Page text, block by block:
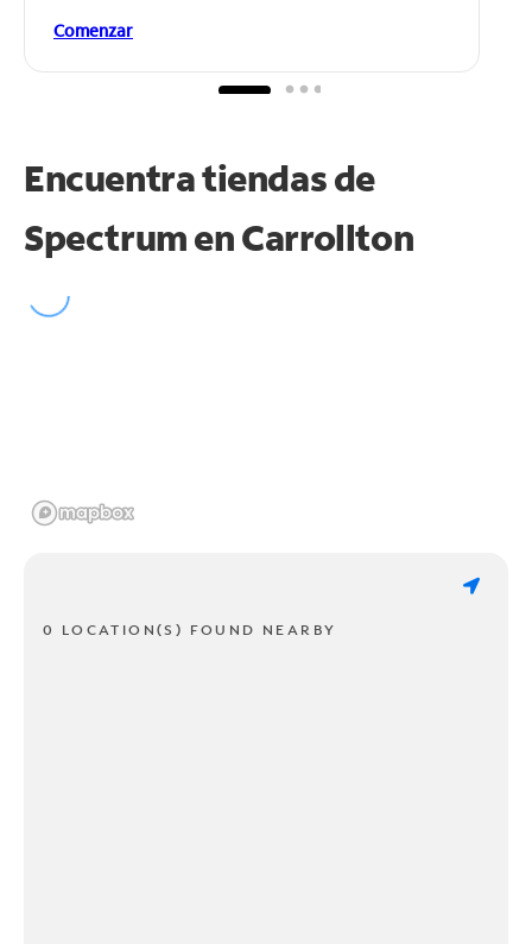
Comenzar
Encuentra tiendas de
Spectrum enCarrollton
0 LOCATION(S) FOUND NEARBY